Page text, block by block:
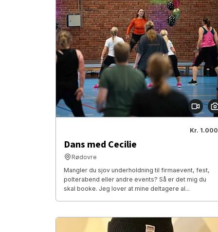
Kr. 1.000
Dans med Cecilie
Rødovre
Mangler du sjov underholdning til firmaevent, fest,
polterabend eller andre events? Så er det mig du
skal booke. Jeg lover at mine deltagere al...